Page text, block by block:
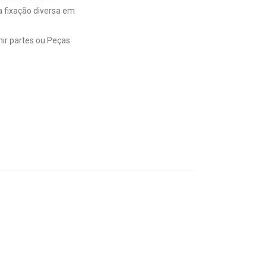
fixação diversa em
partes ou Peças.